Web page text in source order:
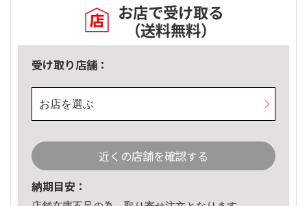
お店で受け取る
（送料無料）
受け取り店舗：
お店を選ぶ
近くの店舗を確認する
納期目安：